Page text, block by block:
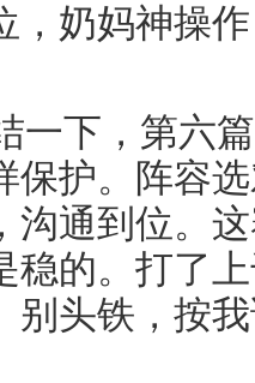
，奶妈神操
一下，第六
保护。阵容
沟通到位。
稳的。打了
别头铁，按